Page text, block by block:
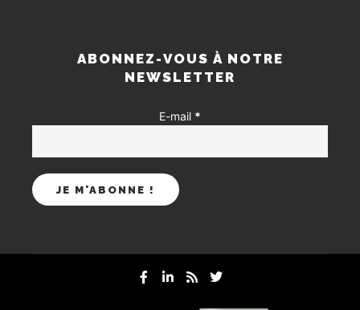
ABONNEZ-VOUS À NOTRE
NEWSLETTER
E-mail *